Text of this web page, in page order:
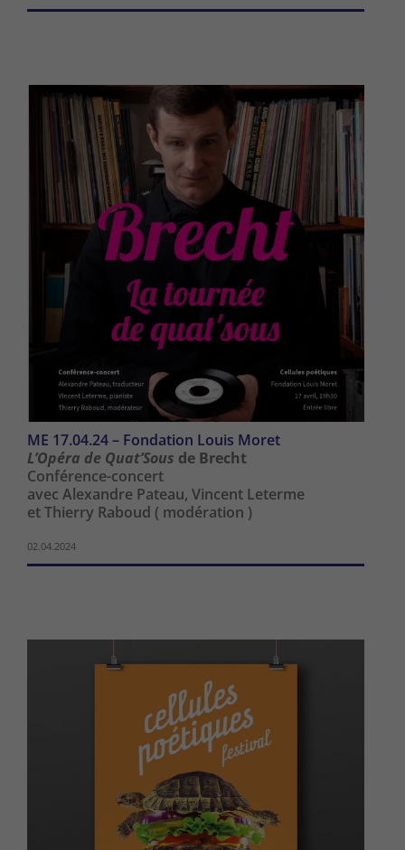
ME 17.04.24 – Fondation Louis Moret
L’Opéra de Quat’Sous de Brecht
Conférence-concert
avec Alexandre Pateau, Vincent Leterme
et Thierry Raboud ( modération )
02.04.2024